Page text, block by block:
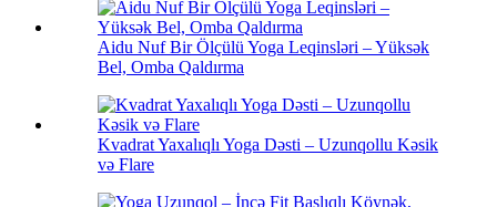
Aidu Nuf Bir Ölçülü Yoga Leqinsləri – Yüksək
Bel, Omba Qaldırma
Kvadrat Yaxalıqlı Yoga Dəsti – Uzunqollu Kəsik
və Flare